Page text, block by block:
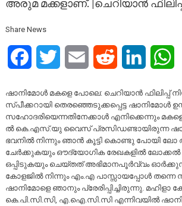
അരുമ മക്കളാണ്. |ചെറിയാൻ
Share News
FacebookTwitter Email Reddit LinkedIn
ഷാനിമോൾ മകളെ പോലെ: ചെറിയാൻ ഫിലിപ്പ്
സ്പീക്കറായി തെരഞ്ഞെടുക്കപ്പെട്ട ഷാനിമോൾ
സഹോദരിയെന്നതിനേക്കാൾ എനിക്കെന്നും
ൽ കെ.എസ്.യു വൈസ് പ്രസിഡണ്ടായിരുന്ന
ഭവനിൽ നിന്നും ഞാൻ കൂട്ടി കൊണ്ടു പോയി ലോ
ചേർക്കുകയും ഔദ്യോഗിക രേഖകളിൽ ലോക്കൽ
ഒപ്പിടുകയും ചെയ്തത് അഭിമാനപൂർവ്വം
കോളജിൽ നിന്നും എം.എ പാസ്സായപ്പോൾ തന്നെ
ഷാനിമോളെ ഞാനും പ്രേരിപ്പിച്ചിരുന്നു.
കെ.പി.സി.സി, എ.ഐ.സി.സി എന്നിവയിൽ